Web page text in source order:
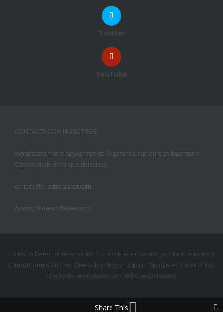
Twitter
YouTube
CONTACTA CON NOSOTROS
(Agradeceremos cualquier tipo de Sugerencia que quieras hacernos o
Corrección de Error que detectes):
contacto@vuestrobasket.com
director@vuestrobasket.com
Todos los Derechos Reservados. Si nos copias, enlázanos, por favor. Avísanos y
Compartiremos Enlaces. Diseñado y Programado por Tico (Javier Gonzalo Micó,
director@vuestrobasket.com, @TKvuestrobasket).
Share This
Pinterest